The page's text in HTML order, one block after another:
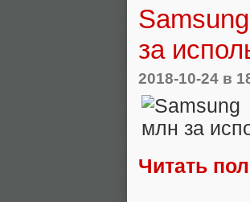
за
2018-10-24 в
Читать